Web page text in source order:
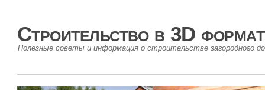
Строительство в 3D
Полезные советы и информация о строительстве загородного